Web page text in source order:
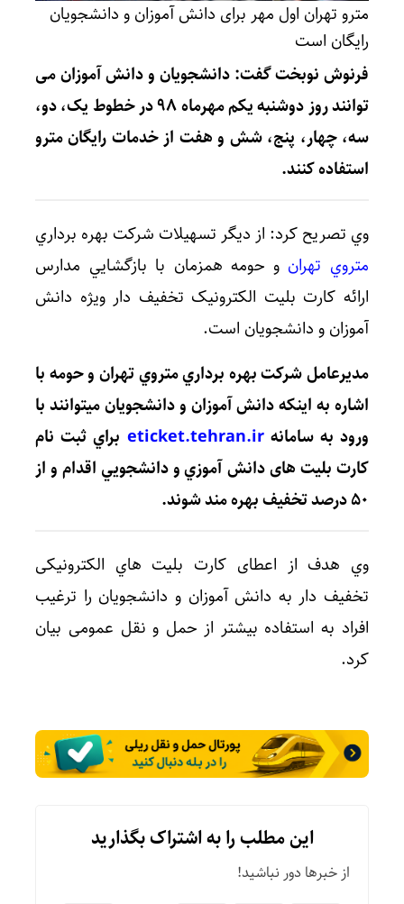
مترو تهران اول مهر برای دانش آموزان و دانشجویان
رایگان است
فرنوش نوبخت گفت: دانشجویان و دانش آموزان می
توانند روز دوشنبه يكم مهرماه ۹۸ در خطوط یک، دو،
سه، چهار، پنج، شش و هفت از خدمات رايگانمترو
استفاده کنند.
وي تصريح كرد: از ديگر تسهيلات شركت بهره برداري
متروي تهران و حومه همزمان با بازگشايي مدارس
ارائه کارت بلیت الکترونیک تخفيف دار ویژه دانش
آموزان و دانشجویان است.
مديرعامل شركت بهره برداري متروي تهران و حومه با
اشاره به اينكه دانش آموزان و دانشجويان ميتوانند با
ورود به سامانهeticket.tehran.ir براي ثبت نام
كارت بليت های دانش آموزي و دانشجويي اقدام و از
۵۰ درصد تخفيف بهره مند شوند.
وي هدف از اعطای کارت بلیت هاي الکترونیکی
تخفيف دار به دانش آموزان و دانشجویان را ترغيب
افراد به استفاده بيشتر از حمل و نقل عمومی بيان
كرد.
این مطلب را به اشتراک بگذارید
از خبرها دور نباشید!